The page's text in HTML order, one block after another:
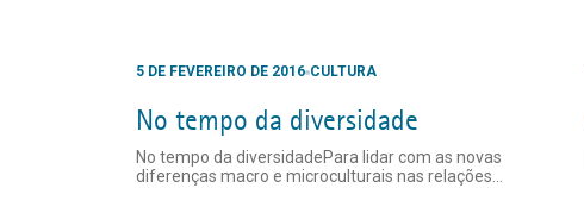
5 DE FEVEREIRO DE 2016 CULTURA
No tempo da diversidade
No tempo da diversidadePara lidar com as novas
diferenças macro e microculturais nas relações...